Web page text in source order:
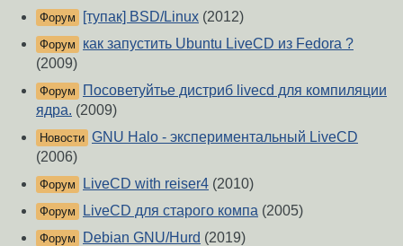
Форум [тупак] BSD/Linux (2012)
Форум
как запустить Ubuntu LiveCD из Fedora ?
(2009)
Форум
Посоветуйтье дистриб livecd для компиляции
ядра. (2009)
Новости GNU Halo - экспериментальный LiveCD
(2006)
Форум LiveCD with reiser4 (2010)
Форум LiveCD для старого компа (2005)
Форум Debian GNU/Hurd (2019)